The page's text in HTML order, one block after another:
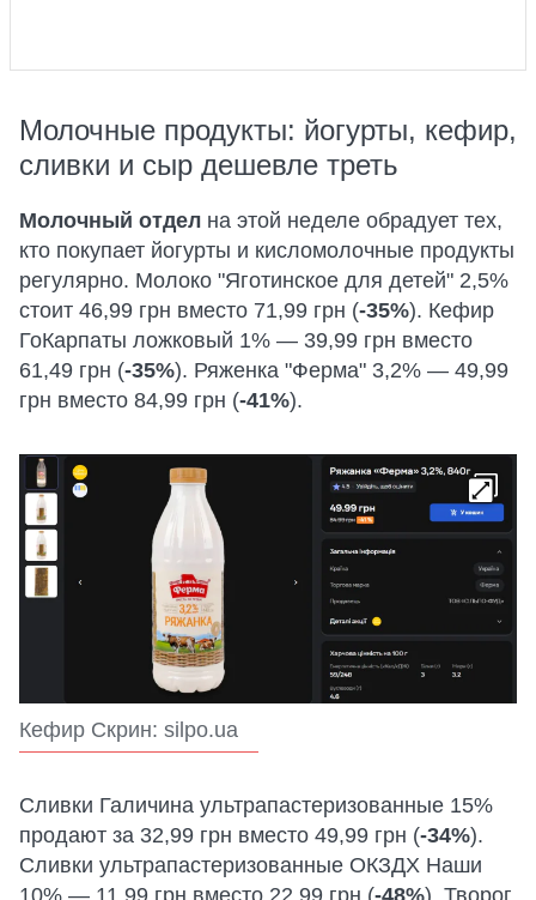
Молочные продукты: йогурты, кефир,
сливки и сыр дешевле треть
Молочный отдел на этой неделе обрадует тех,
кто покупает йогурты и кисломолочные продукты
регулярно. Молоко "Яготинское для детей" 2,5%
стоит 46,99 грн вместо 71,99 грн (-35%). Кефир
ГоКарпаты ложковый 1% — 39,99 грн вместо
61,49 грн (-35%). Ряженка "Ферма" 3,2% — 49,99
грн вместо 84,99 грн (-41%).
Кефир Скрин: silpo.ua
Сливки Галичина ультрапастеризованные 15%
продают за 32,99 грн вместо 49,99 грн (-34%).
Сливки ультрапастеризованные ОКЗДХ Наши